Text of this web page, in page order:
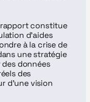
rapport constitue
d’aides
à la crise de
une stratégie
données
des
d’une vision